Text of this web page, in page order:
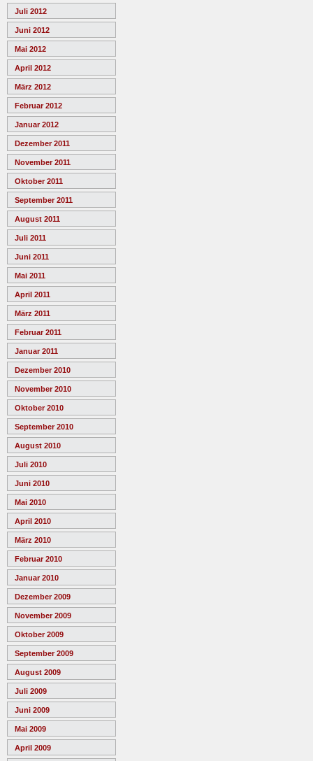
Juli 2012
Juni 2012
Mai 2012
April 2012
März 2012
Februar 2012
Januar 2012
Dezember 2011
November 2011
Oktober 2011
September 2011
August 2011
Juli 2011
Juni 2011
Mai 2011
April 2011
März 2011
Februar 2011
Januar 2011
Dezember 2010
November 2010
Oktober 2010
September 2010
August 2010
Juli 2010
Juni 2010
Mai 2010
April 2010
März 2010
Februar 2010
Januar 2010
Dezember 2009
November 2009
Oktober 2009
September 2009
August 2009
Juli 2009
Juni 2009
Mai 2009
April 2009